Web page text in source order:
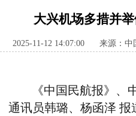
大兴机场多措并
2025-11-12 14:07:00 来源：中
《中国民航报》、
通讯员韩璐、杨函泽 报